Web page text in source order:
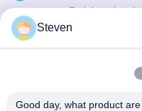
steven@winley-
สมัครสมาชิกข่าวสารของเรา
Steven
Good day, what product